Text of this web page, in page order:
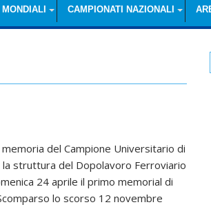
CAMPIONATI NAZIONALI
del Campione Universitario di
struttura del Dopolavoro Ferroviario
24 aprile il primo memorial di
lo scorso 12 novembre